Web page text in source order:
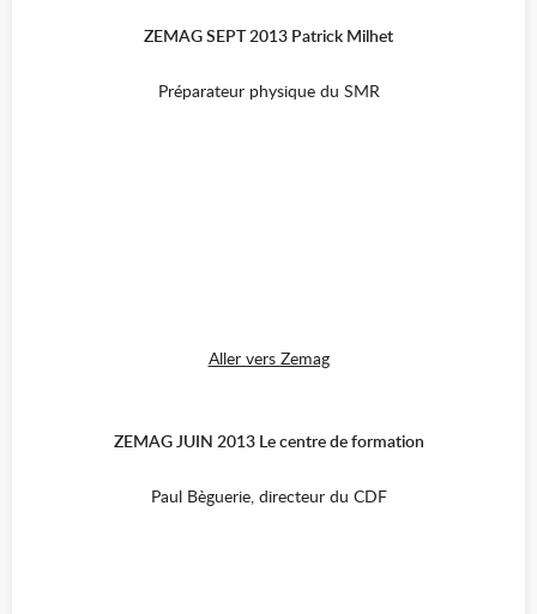
ZEMAG SEPT 2013 Patrick Milhet
Préparateur physique du SMR
Aller vers Zemag
ZEMAG JUIN 2013 Le centre de formation
Paul Bèguerie, directeur du CDF